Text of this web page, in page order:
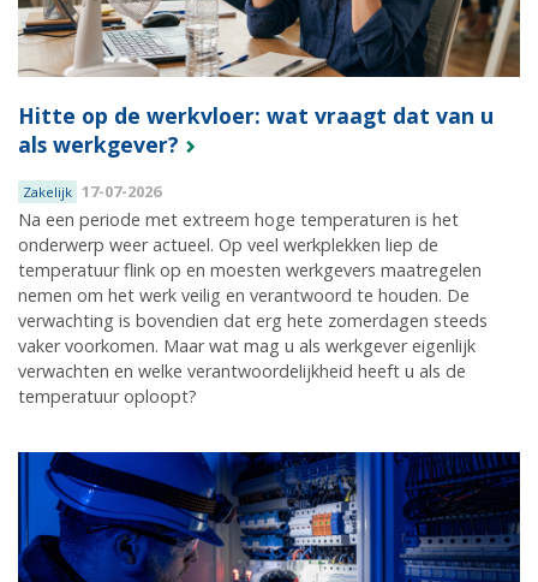
Hitte op de werkvloer: wat vraagt dat van u
als werkgever?
Zakelijk 17-07-2026
Na een periode met extreem hoge temperaturen is het
onderwerp weer actueel. Op veel werkplekken liep de
temperatuur flink op en moesten werkgevers maatregelen
nemen om het werk veilig en verantwoord te houden. De
verwachting is bovendien dat erg hete zomerdagen steeds
vaker voorkomen. Maar wat mag u als werkgever eigenlijk
verwachten en welke verantwoordelijkheid heeft u als de
temperatuur oploopt?